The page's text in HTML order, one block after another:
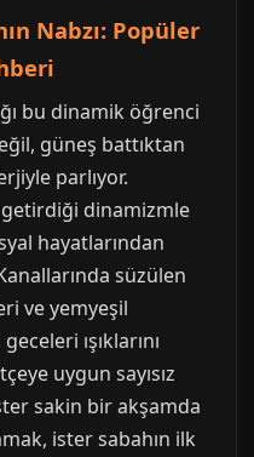
Nabzı: Popüler
bu dinamik öğrenci
güneş battıktan
parlıyor.
dinamizmle
hayatlarından
süzülen
ve yemyeşil
ışıklarını
uygun sayısız
sakin bir akşamda
ister sabahın ilk